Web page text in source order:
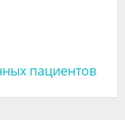
пациентов